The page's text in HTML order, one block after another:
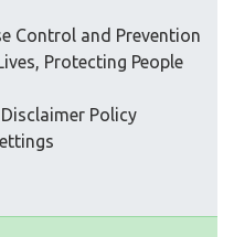
Control and Prevention
Protecting People
Policy